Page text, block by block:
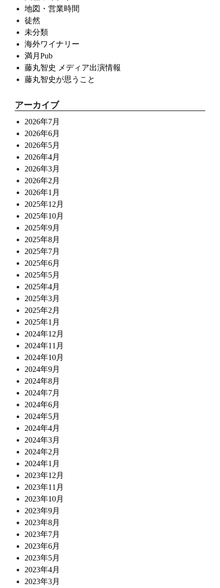
地図・営業時間
徒然
未分類
海外ワイナリー
満月Pub
藤丸智史 メディア出演情報
藤丸智史が思うこと
アーカイブ
2026年7月
2026年6月
2026年5月
2026年4月
2026年3月
2026年2月
2026年1月
2025年12月
2025年10月
2025年9月
2025年8月
2025年7月
2025年6月
2025年5月
2025年4月
2025年3月
2025年2月
2025年1月
2024年12月
2024年11月
2024年10月
2024年9月
2024年8月
2024年7月
2024年6月
2024年5月
2024年4月
2024年3月
2024年2月
2024年1月
2023年12月
2023年11月
2023年10月
2023年9月
2023年8月
2023年7月
2023年6月
2023年5月
2023年4月
2023年3月